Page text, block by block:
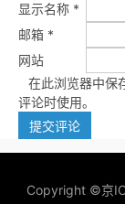
显示名称 *
邮箱 *
网站
在此浏览器中保
评论时使用。
Copyright ©京